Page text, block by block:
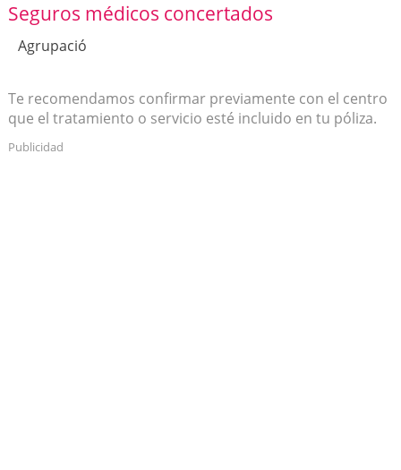
Seguros médicos concertados
Agrupació
Te recomendamos confirmar previamente con el centro
que el tratamiento o servicio esté incluido en tu póliza.
Publicidad